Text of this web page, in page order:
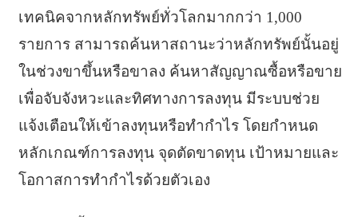
เทคนิคจากหลักทรัพย์ทั่วโลกมากกว่า 1,000
รายการ สามารถค้นหาสถานะว่าหลักทรัพย์นั้นอยู่
ในช่วงขาขึ้นหรือขาลง ค้นหาสัญญาณซื้อหรือขาย
เพื่อจับจังหวะและทิศทางการลงทุน มีระบบช่วย
แจ้งเตือนให้เข้าลงทุนหรือทำกำไร โดยกำหนด
หลักเกณฑ์การลงทุน จุดตัดขาดทุน เป้าหมายและ
โอกาสการทำกำไรด้วยตัวเอง